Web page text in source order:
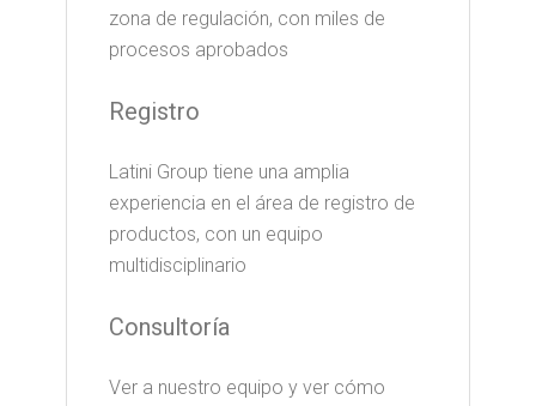
zona de regulación, con miles de
procesos aprobados
Registro
Latini Group tiene una amplia
experiencia en el área de registro de
productos, con un equipo
multidisciplinario
Consultoría
Ver a nuestro equipo y ver cómo